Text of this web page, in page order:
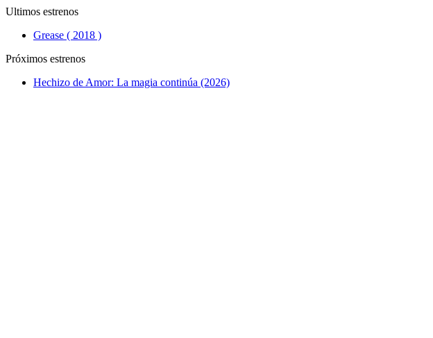
Ultimos estrenos
Grease ( 2018 )
Próximos estrenos
Hechizo de Amor: La magia continúa (2026)